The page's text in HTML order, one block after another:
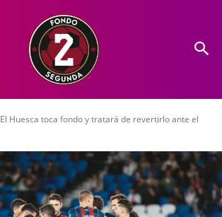
El Huesca toca fondo y tratará de revertirlo ante el